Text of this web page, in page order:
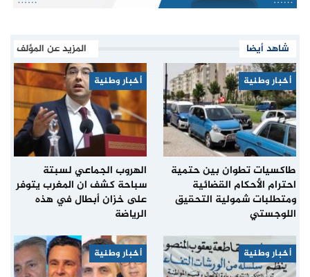
شاهد أيضا المزيد عن المؤلف
أخبار وطنية
طاكسيات تطوان بين حتمية
احترام الأحكام القضائية
ومتطلبات شمولية التحقيق
اللوجستي
أخبار وطنية
الهروب الجماعي لسبتة
سباحة كشف ان المغرب يتوفر
على خزان أبطال في هذه
الرياضة
أخبار وطنية أخبار وطنية